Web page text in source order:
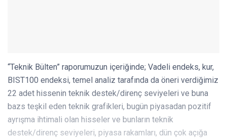
“Teknik Bülten” raporumuzun içeriğinde; Vadeli endeks, kur,
BIST100 endeksi, temel analiz tarafında da öneri verdiğimiz
22 adet hissenin teknik destek/direnç seviyeleri ve buna
bazs teşkil eden teknik grafikleri, bugün piyasadan pozitif
ayrışma ihtimali olan hisseler ve bunların teknik
destek/direnç seviyeleri, piyasa rakamları, dün çok açığa